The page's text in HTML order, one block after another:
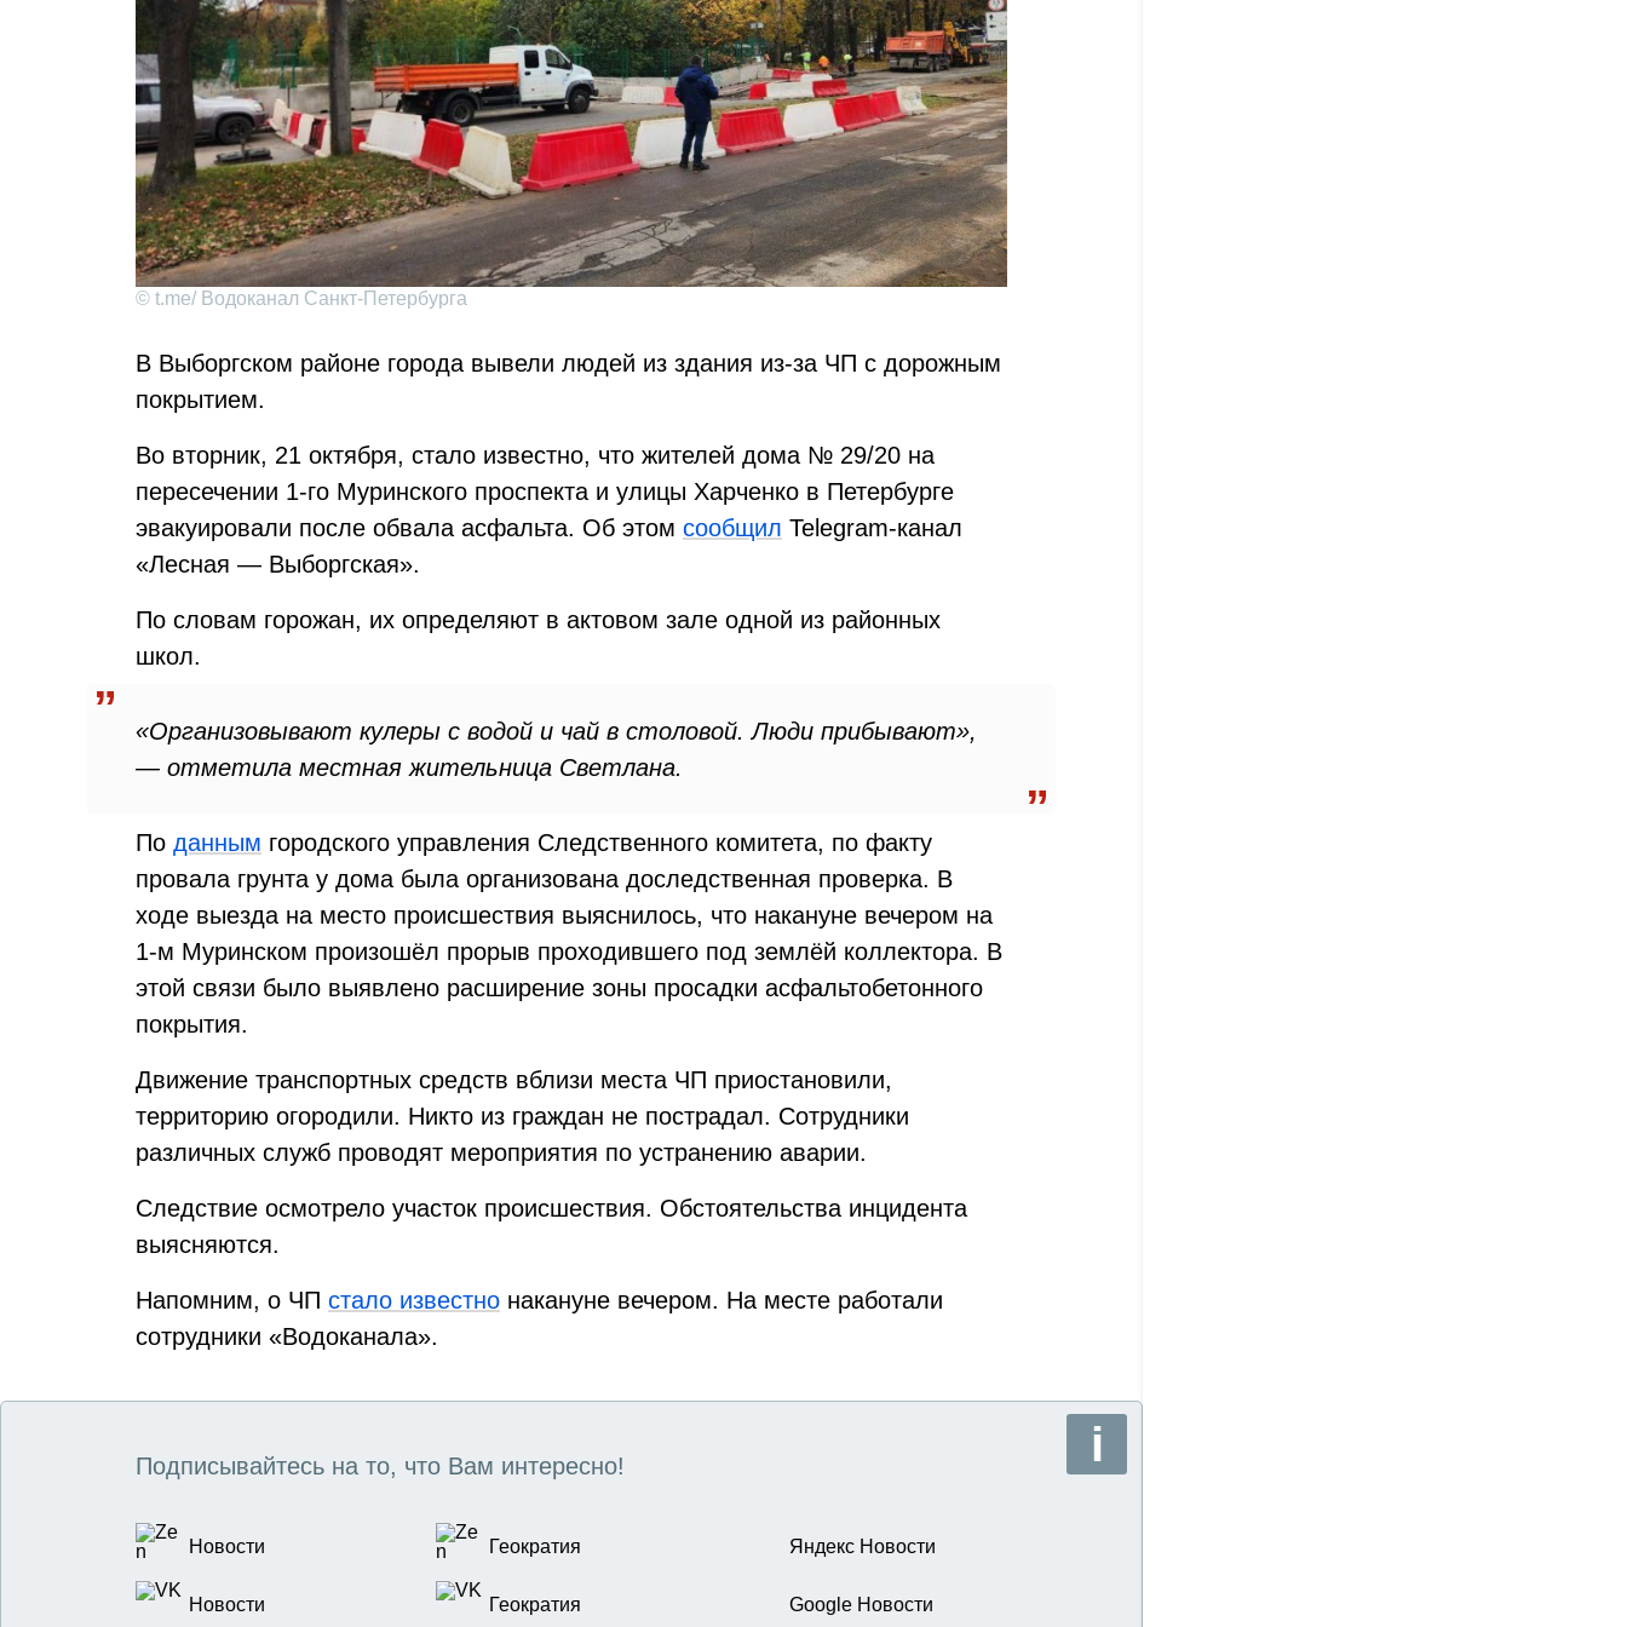
© t.me/ Водоканал Санкт-Петербурга
В Выборгском районе города вывели людей из здания из-за ЧП с дорожным
покрытием.
Во вторник, 21 октября, стало известно, что жителей дома № 29/20 на
пересечении 1-го Муринского проспекта и улицы Харченко в Петербурге
эвакуировали после обвала асфальта. Об этом сообщил Telegram-канал
«Лесная — Выборгская».
По словам горожан, их определяют в актовом зале одной из районных
школ.
«Организовывают кулеры с водой и чай в столовой. Люди прибывают»,
— отметила местная жительница Светлана.
По данным городского управления Следственного комитета, по факту
провала грунта у дома была организована доследственная проверка. В
ходе выезда на место происшествия выяснилось, что накануне вечером на
1-м Муринском произошёл прорыв проходившего под землёй коллектора. В
этой связи было выявлено расширение зоны просадки асфальтобетонного
покрытия.
Движение транспортных средств вблизи места ЧП приостановили,
территорию огородили. Никто из граждан не пострадал. Сотрудники
различных служб проводят мероприятия по устранению аварии.
Следствие осмотрело участок происшествия. Обстоятельства инцидента
выясняются.
Напомним, о ЧП стало известно накануне вечером. На месте работали
сотрудники «Водоканала».
Подписывайтесь на то, что Вам интересно!
Новости Геократия Яндекс Новости
Новости Геократия Google Новости